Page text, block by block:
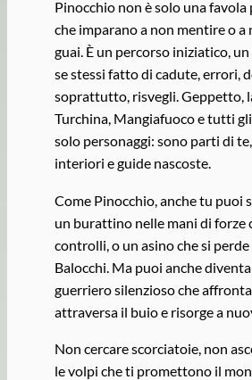
Pinocchio non è solo una favola
che imparano a non mentire o a
guai. È un percorso iniziatico,
se stessi fatto di cadute, errori,
soprattutto, risvegli. Geppetto,
Turchina, Mangiafuoco e tutti
solo personaggi: sono parti di
interiori e guide nascoste.
Come Pinocchio, anche tu puoi
un burattino nelle mani di forze
controlli, o un asino che si perde
Balocchi. Ma puoi anche
guerriero silenzioso che affronta
attraversa il buio e risorge a
Non cercare scorciatoie, non
le volpi che ti promettono il